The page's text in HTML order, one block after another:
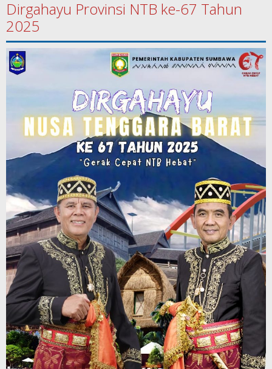
Dirgahayu Provinsi NTB ke-67 Tahun
2025